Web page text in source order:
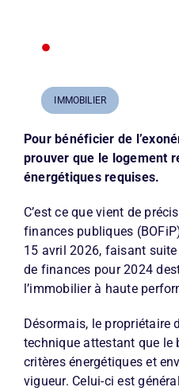
•
IMMOBILIER
Pour bénéficier de
prouver que le logement
énergétiques requises.
C’est ce que vient de
finances publiques
15 avril 2026, faisant
de finances pour 2024
l’immobilier à haute
Désormais, le propriétaire
technique attestant que le
critères énergétiques et
vigueur. Celui-ci est